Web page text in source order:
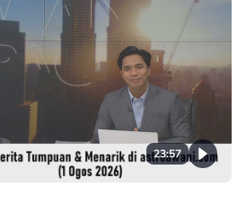
23:57